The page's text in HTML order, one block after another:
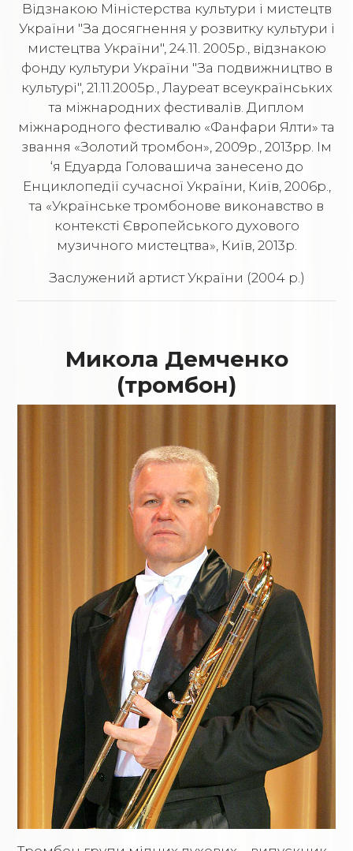
Відзнакою Міністерства культури і мистецтв
України "За досягнення у розвитку культури і
мистецтва України", 24.11. 2005р., відзнакою
фонду культури України "За подвижництво в
культурі", 21.11.2005р., Лауреат всеукраїнських
та міжнародних фестивалів. Диплом
міжнародного фестивалю «Фанфари Ялти» та
звання «Золотий тромбон», 2009р., 2013рр. Ім
‘я Eдуарда Головашича занесено до
Енциклопедії сучасної України, Київ, 2006р.,
та «Українське тромбонове виконавство в
контексті Європейського духового
музичного мистецтва», Київ, 2013р.
Заслужений артист України (2004 р.)
Микола Демченко
(тромбон)